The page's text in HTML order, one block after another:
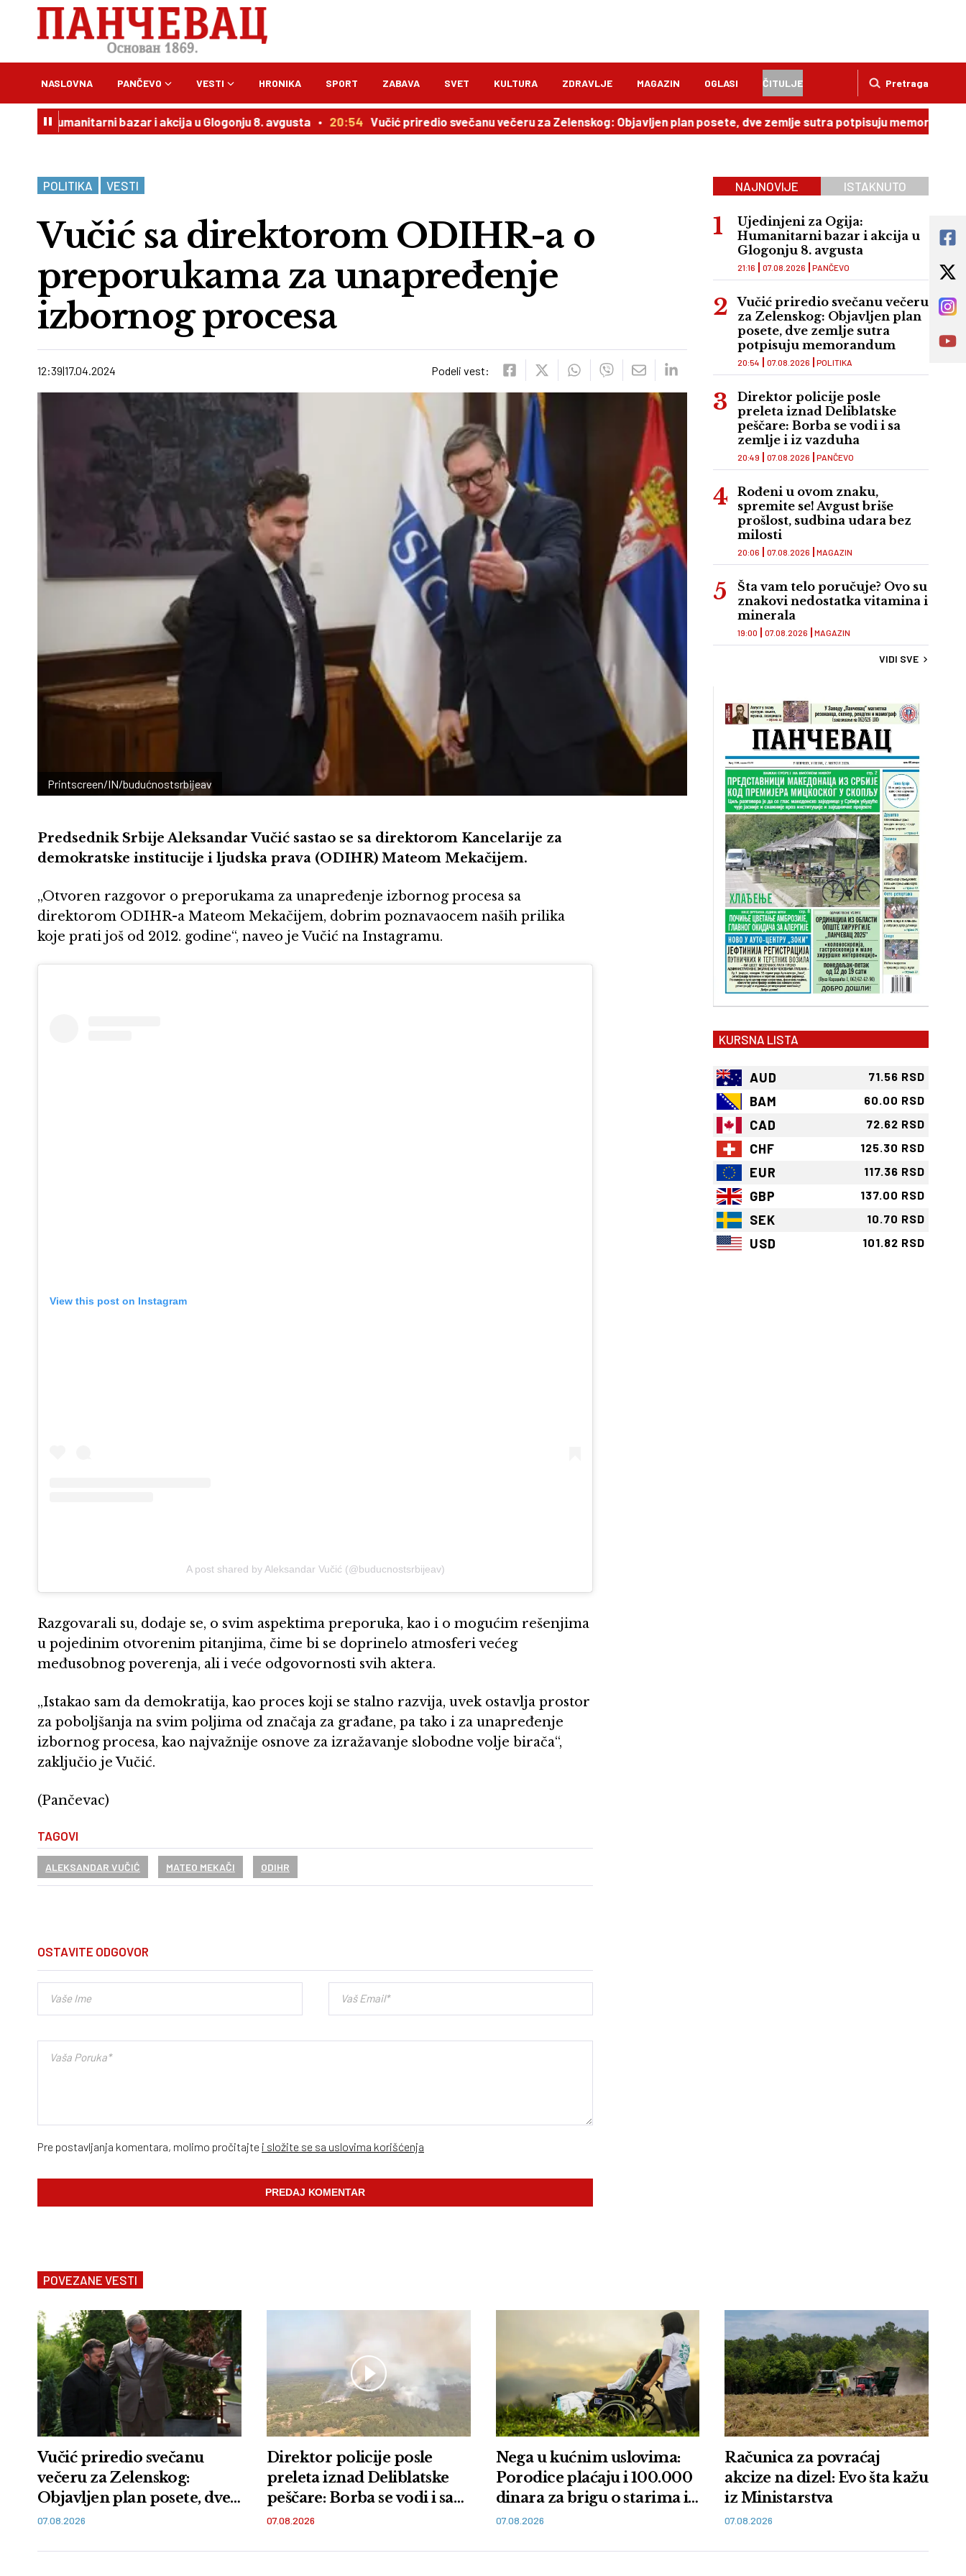
Pretraga
NASLOVNA PANČEVO VESTI HRONIKA SPORT ZABAVA SVET KULTURA ZDRAVLJE MAGAZIN OGLASI ČITULJE
bazar i akcija u Glogonju 8. avgusta 20:54 Vučić priredio svečanu večeru za Zelenskog: Objavljen plan posete, dve zemlje sutra potpisuju memorandum 20:49
POLITIKA VESTI
Vučić sa direktorom ODIHR-a o
preporukama za unapređenje
izbornog procesa
12:39 17.04.2024 Podeli vest:
Printscreen/IN/budućnostsrbijeav
Predsednik Srbije Aleksandar Vučić sastao se sa direktorom Kancelarije za
demokratske institucije i ljudska prava (ODIHR) Mateom Mekačijem.
„Otvoren razgovor o preporukama za unapređenje izbornog procesa sa
direktorom ODIHR-a Mateom Mekačijem, dobrim poznavaocem naših prilika
koje prati još od 2012. godine“, naveo je Vučić na Instagramu.
View this post on Instagram
A post shared by Aleksandar Vučić (@buducnostsrbijeav)
Razgovarali su, dodaje se, o svim aspektima preporuka, kao i o mogućim rešenjima
u pojedinim otvorenim pitanjima, čime bi se doprinelo atmosferi većeg
međusobnog poverenja, ali i veće odgovornosti svih aktera.
„Istakao sam da demokratija, kao proces koji se stalno razvija, uvek ostavlja prostor
za poboljšanja na svim poljima od značaja za građane, pa tako i za unapređenje
izbornog procesa, kao najvažnije osnove za izražavanje slobodne volje birača“,
zaključio je Vučić.
(Pančevac)
TAGOVI
ALEKSANDAR VUČIĆ MATEO MEKAČI ODIHR
OSTAVITE ODGOVOR
Pre postavljanja komentara, molimo pročitajte i složite se sa uslovima korišćenja
NAJNOVIJE ISTAKNUTO
Ujedinjeni za Ogija:
Humanitarni bazar i akcija u
Glogonju 8. avgusta
PANČEVO
21:16 07.08.2026
Vučić priredio svečanu večeru
za Zelenskog: Objavljen plan
posete, dve zemlje sutra
potpisuju memorandum
POLITIKA
20:54 07.08.2026
Direktor policije posle
preleta iznad Deliblatske
peščare: Borba se vodi i sa
zemlje i iz vazduha
PANČEVO
20:49 07.08.2026
Rođeni u ovom znaku,
spremite se! Avgust briše
prošlost, sudbina udara bez
milosti
MAGAZIN
20:06 07.08.2026
Šta vam telo poručuje? Ovo su
znakovi nedostatka vitamina i
minerala
MAGAZIN
19:00 07.08.2026
VIDI SVE
KURSNA LISTA
AUD 71.56 RSD
BAM 60.00 RSD
CAD 72.62 RSD
CHF 125.30 RSD
EUR 117.36 RSD
GBP 137.00 RSD
SEK 10.70 RSD
USD 101.82 RSD
POVEZANE VESTI
Vučić priredio svečanu
večeru za Zelenskog:
Objavljen plan posete, dve
zemlje sutra potpisuju
07.08.2026
Direktor policije posle
preleta iznad Deliblatske
peščare: Borba se vodi i sa
zemlje i iz vazduha
07.08.2026
Nega u kućnim uslovima:
Porodice plaćaju i 100.000
dinara za brigu o starima i
bolesnima
07.08.2026
Računica za povraćaj
akcize na dizel: Evo šta kažu
iz Ministarstva
07.08.2026